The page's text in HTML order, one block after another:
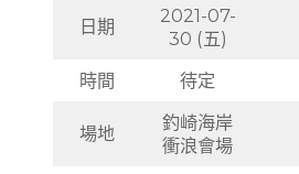
日期
2021-07-
30 (五)
時間
待定
場地
釣崎海岸
衝浪會場